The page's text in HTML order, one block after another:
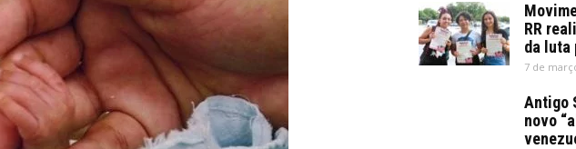
RR
da luta
7 de
Antigo
novo